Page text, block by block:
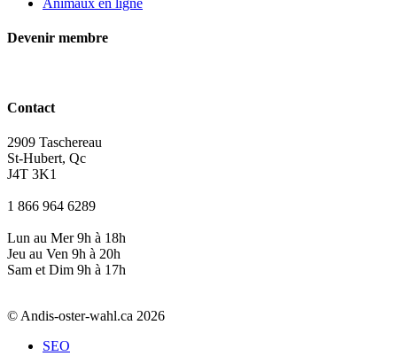
Devenir membre
Contact
2909 Taschereau
St-Hubert, Qc
J4T 3K1
1 866 964 6289
Lun au Mer 9h à 18h
Jeu au Ven 9h à 20h
Sam et Dim 9h à 17h
© Andis-oster-wahl.ca 2026
SEO